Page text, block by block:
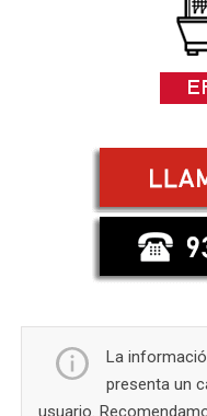
La
presenta un
usuario.